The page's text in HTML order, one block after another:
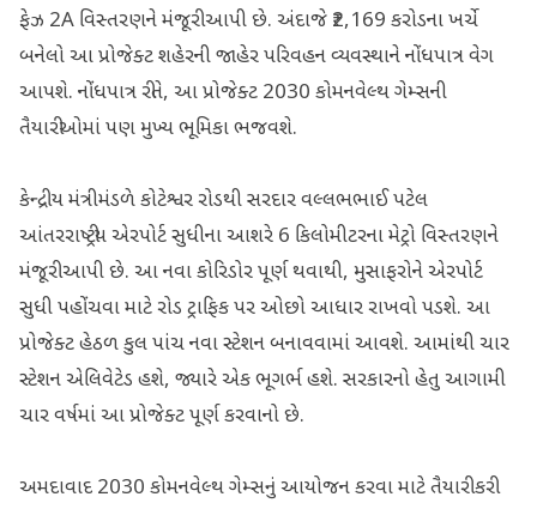
ફેઝ 2A વિસ્તરણને મંજૂરી આપી છે. અંદાજે ₹2,169 કરોડના ખર્ચે
બનેલો આ પ્રોજેક્ટ શહેરની જાહેર પરિવહન વ્યવસ્થાને નોંધપાત્ર વેગ
આપશે. નોંધપાત્ર રીતે, આ પ્રોજેક્ટ 2030 કોમનવેલ્થ ગેમ્સની
તૈયારીઓમાં પણ મુખ્ય ભૂમિકા ભજવશે.
કેન્દ્રીય મંત્રીમંડળે કોટેશ્વર રોડથી સરદાર વલ્લભભાઈ પટેલ
આંતરરાષ્ટ્રીય એરપોર્ટ સુધીના આશરે 6 કિલોમીટરના મેટ્રો વિસ્તરણને
મંજૂરી આપી છે. આ નવા કોરિડોર પૂર્ણ થવાથી, મુસાફરોને એરપોર્ટ
સુધી પહોંચવા માટે રોડ ટ્રાફિક પર ઓછો આધાર રાખવો પડશે. આ
પ્રોજેક્ટ હેઠળ કુલ પાંચ નવા સ્ટેશન બનાવવામાં આવશે. આમાંથી ચાર
સ્ટેશન એલિવેટેડ હશે, જ્યારે એક ભૂગર્ભ હશે. સરકારનો હેતુ આગામી
ચાર વર્ષમાં આ પ્રોજેક્ટ પૂર્ણ કરવાનો છે.
અમદાવાદ 2030 કોમનવેલ્થ ગેમ્સનું આયોજન કરવા માટે તૈયારી કરી